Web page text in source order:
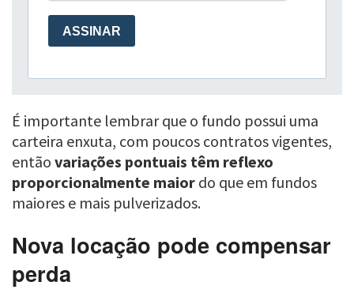
É importante lembrar que o fundo possui uma
carteira enxuta, com poucos contratos vigentes,
então variações pontuais têm reflexo
proporcionalmente maior do que em fundos
maiores e mais pulverizados.
Nova locação pode compensar
perda